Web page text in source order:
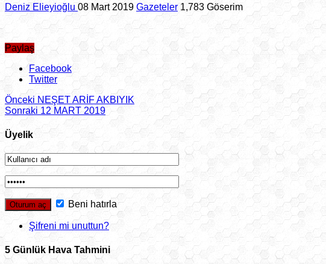
Deniz Elieyioğlu 08 Mart 2019 Gazeteler 1,783 Göserim
Paylaş
Facebook
Twitter
Önceki NEŞET ARİF AKBIYIK
Sonraki 12 MART 2019
Üyelik
Beni hatırla
Şifreni mi unuttun?
5 Günlük Hava Tahmini